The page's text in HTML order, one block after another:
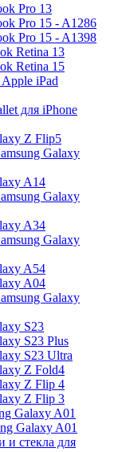
Pro 13
Pro 15 - A1286
Pro 15 - A1398
Retina 13
Retina 15
iPad
для iPhone
Z Flip5
Galaxy
A14
Galaxy
A34
Galaxy
A54
A04
Galaxy
S23
S23 Plus
S23 Ultra
Z Fold4
Z Flip 4
Z Flip 3
Galaxy A01
Galaxy A01
и стекла для